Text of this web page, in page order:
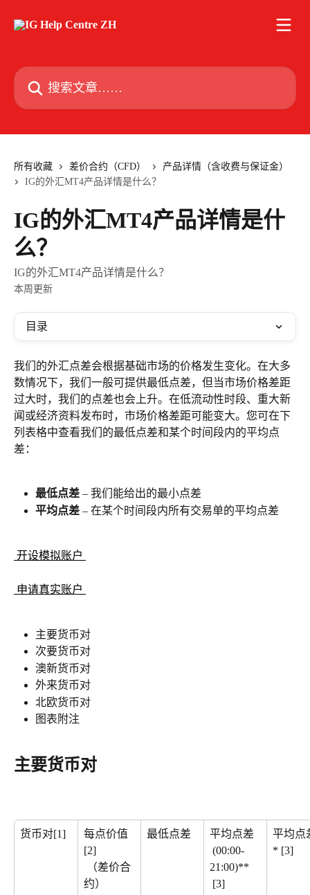
搜索文章……
所有收藏 差价合约（CFD）
产品详情（含收费与保证金）
IG的外汇MT4产品详情是什么？
IG的外汇MT4产品详情是什
么？
IG的外汇MT4产品详情是什么？
本周更新
目录
我们的外汇点差会根据基础市场的价格发生变化。在大多
数情况下，我们一般可提供最低点差，但当市场价格差距
过大时，我们的点差也会上升。在低流动性时段、重大新
闻或经济资料发布时，市场价格差距可能变大。您可在下
列表格中查看我们的最低点差和某个时间段内的平均点
差：
最低点差 – 我们能给出的最小点差
平均点差 – 在某个时间段内所有交易单的平均点差
开设模拟账户
申请真实账户
主要货币对
次要货币对
澳新货币对
外来货币对
北欧货币对
图表附注
主要货币对
货币对[1]
每点价值
[2]
约）
最低点差
平均点差
21:00)**
[3]
平均点
* [3]